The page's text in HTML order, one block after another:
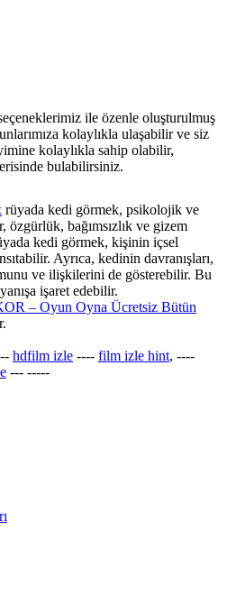
ile özenle oluşturulmuş
kolaylıkla ulaşabilir ve siz
kolaylıkla sahip olabilir,
bulabilirsiniz.
rüyada kedi görmek​, psikolojik ve
özgürlük, bağımsızlık ve gizem
kedi görmek, kişinin içsel
Ayrıca, kedinin davranışları,
ve ilişkilerini de gösterebilir. Bu
işaret edebilir.
– Oyun Oyna Ücretsiz Bütün
hdfilm izle ---- film izle hint, ----
--- -----